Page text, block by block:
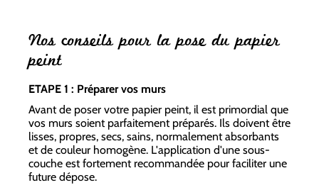
Nos conseils pour la pose du papier
peint
ETAPE 1 : Préparer vos murs
Avant de poser votre papier peint, il est primordial que
vos murs soient parfaitement préparés. Ils doivent être
lisses, propres, secs, sains, normalement absorbants
et de couleur homogène. L'application d'une sous-
couche est fortement recommandée pour faciliter une
future dépose.